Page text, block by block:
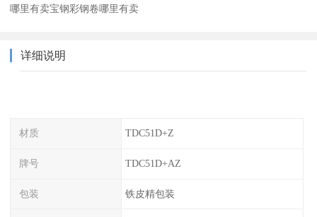
哪里有卖宝钢彩钢卷哪里有卖
详细说明
材质 TDC51D+Z
牌号 TDC51D+AZ
包装 铁皮精包装